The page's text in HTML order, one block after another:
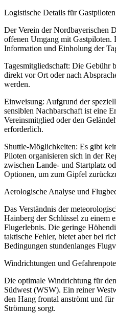
Logistische Details für Gastpiloten
Der Verein der Nordbayerischen
offenen Umgang mit Gastpiloten.
Information und Einholung der
Tagesmitgliedschaft: Die Gebühr
direkt vor Ort oder nach
werden.
Einweisung: Aufgrund der
sensiblen Nachbarschaft ist eine
Vereinsmitglied oder den
erforderlich.
Shuttle-Möglichkeiten: Es gibt
Piloten organisieren sich in der
zwischen Lande- und Startplatz
Optionen, um zum Gipfel
Aerologische Analyse und
Das Verständnis der
Hainberg der Schlüssel zu einem
Flugerlebnis. Die geringe
taktische Fehler, bietet aber bei
Bedingungen stundenlanges
Windrichtungen und
Die optimale Windrichtung für
Südwest (WSW). Ein reiner
den Hang frontal anströmt und
Strömung sorgt.